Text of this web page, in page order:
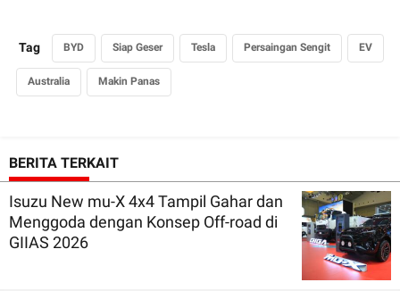
Tag BYD Siap Geser Tesla Persaingan Sengit EV
Australia Makin Panas
BERITA TERKAIT
Isuzu New mu-X 4x4 Tampil Gahar dan
Menggoda dengan Konsep Off-road di
GIIAS 2026